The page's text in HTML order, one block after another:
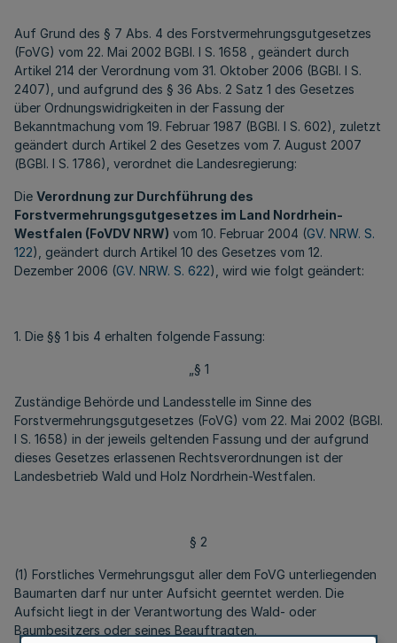
Auf Grund des § 7 Abs. 4 des Forstvermehrungsgutgesetzes
(FoVG) vom 22. Mai 2002 BGBl. I S. 1658 , geändert durch
Artikel 214 der Verordnung vom 31. Oktober 2006 (BGBl. I S.
2407), und aufgrund des § 36 Abs. 2 Satz 1 des Gesetzes
über Ordnungswidrigkeiten in der Fassung der
Bekanntmachung vom 19. Februar 1987 (BGBl. I S. 602), zuletzt
geändert durch Artikel 2 des Gesetzes vom 7. August 2007
(BGBl. I S. 1786), verordnet die Landesregierung:
Die Verordnung zur Durchführung des
Forstvermehrungsgutgesetzes im Land Nordrhein-
Westfalen (FoVDV NRW) vom 10. Februar 2004 (GV. NRW. S.
122), geändert durch Artikel 10 des Gesetzes vom 12.
Dezember 2006 (GV. NRW. S. 622), wird wie folgt geändert:
1. Die §§ 1 bis 4 erhalten folgende Fassung:
„§ 1
Zuständige Behörde und Landesstelle im Sinne des
Forstvermehrungsgutgesetzes (FoVG) vom 22. Mai 2002 (BGBl.
I S. 1658) in der jeweils geltenden Fassung und der aufgrund
dieses Gesetzes erlassenen Rechtsverordnungen ist der
Landesbetrieb Wald und Holz Nordrhein-Westfalen.
§ 2
(1) Forstliches Vermehrungsgut aller dem FoVG unterliegenden
Baumarten darf nur unter Aufsicht geerntet werden. Die
Aufsicht liegt in der Verantwortung des Wald- oder
Baumbesitzers oder seines Beauftragten.